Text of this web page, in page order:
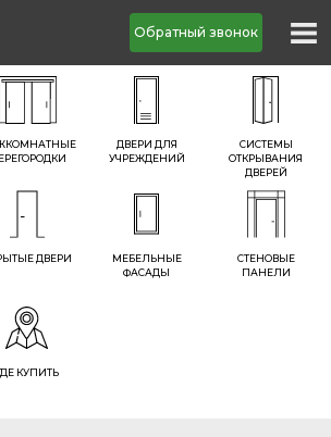
ДВЕРИ ДЛЯ
УЧРЕЖДЕНИЙ
СИСТЕМЫ
ОТКРЫВАНИЯ
ДВЕРЕЙ
ДВЕРИ
МЕБЕЛЬНЫЕ
ФАСАДЫ
СТЕНОВЫЕ
ПАНЕЛИ
КУПИТЬ
Обратный звонок